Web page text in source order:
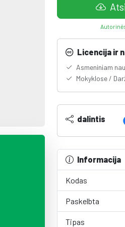
Licencija ir
Asmeniniam
Mokyklose /
dalintis
Informacija
Kodas
Paskelbta
Tipas